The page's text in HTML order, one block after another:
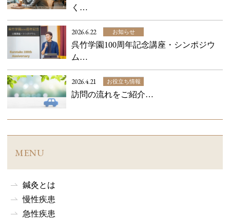
く…
2026.6.22 お知らせ
呉竹学園100周年記念講座・シンポジウ
ム…
2026.4.21 お役立ち情報
訪問の流れをご紹介…
MENU
鍼灸とは
慢性疾患
急性疾患